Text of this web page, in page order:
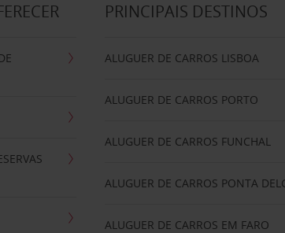
PRINCIPAIS DESTINOS
ALUGUER DE CARROS LISBOA
ALUGUER DE CARROS PORTO
ALUGUER DE CARROS FUNCHAL
ALUGUER DE CARROS PONTA
ALUGUER DE CARROS EM FARO